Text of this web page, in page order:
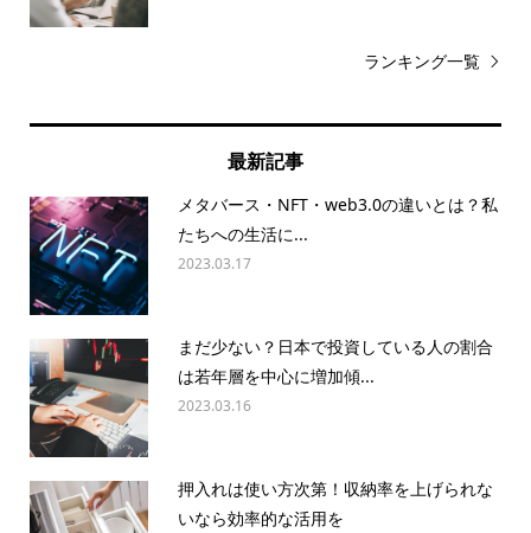
ランキング一覧
最新記事
メタバース・NFT・web3.0の違いとは？私
たちへの生活に...
2023.03.17
まだ少ない？日本で投資している人の割合
は若年層を中心に増加傾...
2023.03.16
押入れは使い方次第！収納率を上げられな
いなら効率的な活用を